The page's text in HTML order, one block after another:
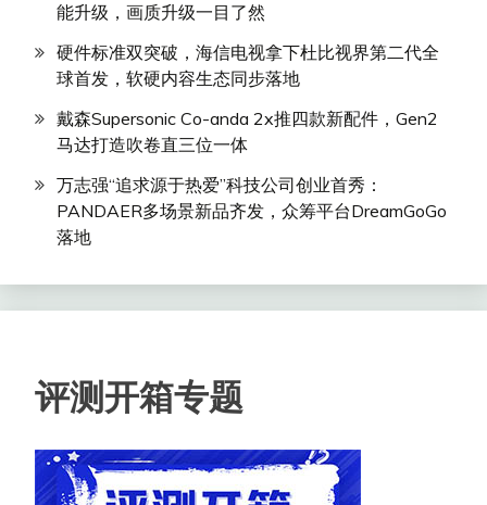
能升级，画质升级一目了然
硬件标准双突破，海信电视拿下杜比视界第二代全
球首发，软硬内容生态同步落地
戴森Supersonic Co-anda 2x推四款新配件，Gen2
马达打造吹卷直三位一体
万志强“追求源于热爱”科技公司创业首秀：
PANDAER多场景新品齐发，众筹平台DreamGoGo
落地
评测开箱专题